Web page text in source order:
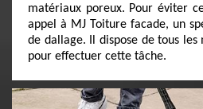
matériaux poreux. Pour éviter
appel à MJ Toiture facade, un
de dallage. Il dispose de tous les
pour effectuer cette tâche.